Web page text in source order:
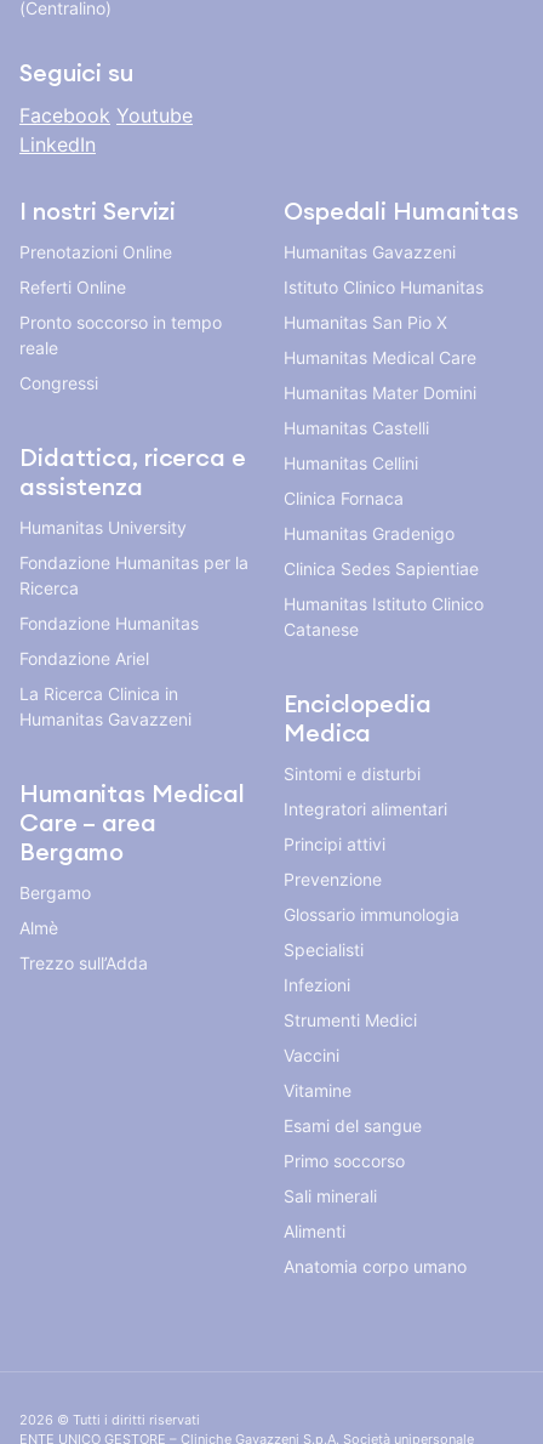
(Centralino)
Seguici su
Facebook Youtube
LinkedIn
I nostri Servizi
Prenotazioni Online
Referti Online
Pronto soccorso in tempo
reale
Congressi
Didattica, ricerca e
assistenza
Humanitas University
Fondazione Humanitas per la
Ricerca
Fondazione Humanitas
Fondazione Ariel
La Ricerca Clinica in
Humanitas Gavazzeni
Humanitas Medical
Care – area
Bergamo
Bergamo
Almè
Trezzo sull’Adda
Ospedali Humanitas
Humanitas Gavazzeni
Istituto Clinico Humanitas
Humanitas San Pio X
Humanitas Medical Care
Humanitas Mater Domini
Humanitas Castelli
Humanitas Cellini
Clinica Fornaca
Humanitas Gradenigo
Clinica Sedes Sapientiae
Humanitas Istituto Clinico
Catanese
Enciclopedia
Medica
Sintomi e disturbi
Integratori alimentari
Principi attivi
Prevenzione
Glossario immunologia
Specialisti
Infezioni
Strumenti Medici
Vaccini
Vitamine
Esami del sangue
Primo soccorso
Sali minerali
Alimenti
Anatomia corpo umano
2026 © Tutti i diritti riservati
ENTE UNICO GESTORE – Cliniche Gavazzeni S.p.A. Società unipersonale